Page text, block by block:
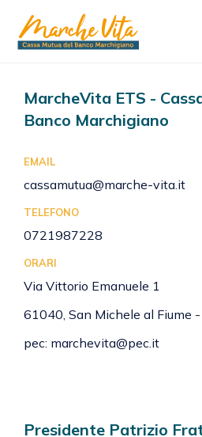
MarcheVita ETS -
Banco Marchigiano
EMAIL
cassamutua@marche-vita.it
TELEFONO
0721987228
ORARI
Via Vittorio Emanuele 1
61040, San Michele al Fiume
pec: marchevita@pec.it
Presidente Patrizio